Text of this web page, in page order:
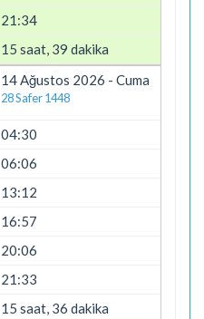
21:34
15 saat, 39 dakika
14 Ağustos 2026 - Cuma
28 Safer 1448
04:30
06:06
13:12
16:57
20:06
21:33
15 saat, 36 dakika